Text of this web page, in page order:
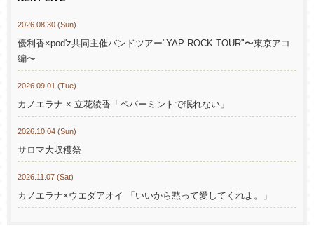
2026.08.30 (Sun)
優利香×pod'z共同主催バンドツアー"YAP ROCK TOUR"〜東京アコ
編〜
2026.09.01 (Tue)
カノエラナ × 立花綾香「ペパーミントで眠れない」
2026.10.04 (Sun)
サロマ大収穫祭
2026.11.07 (Sat)
カノエラナ×ウエダアオイ 「いいから黙って愛してくれよ。」